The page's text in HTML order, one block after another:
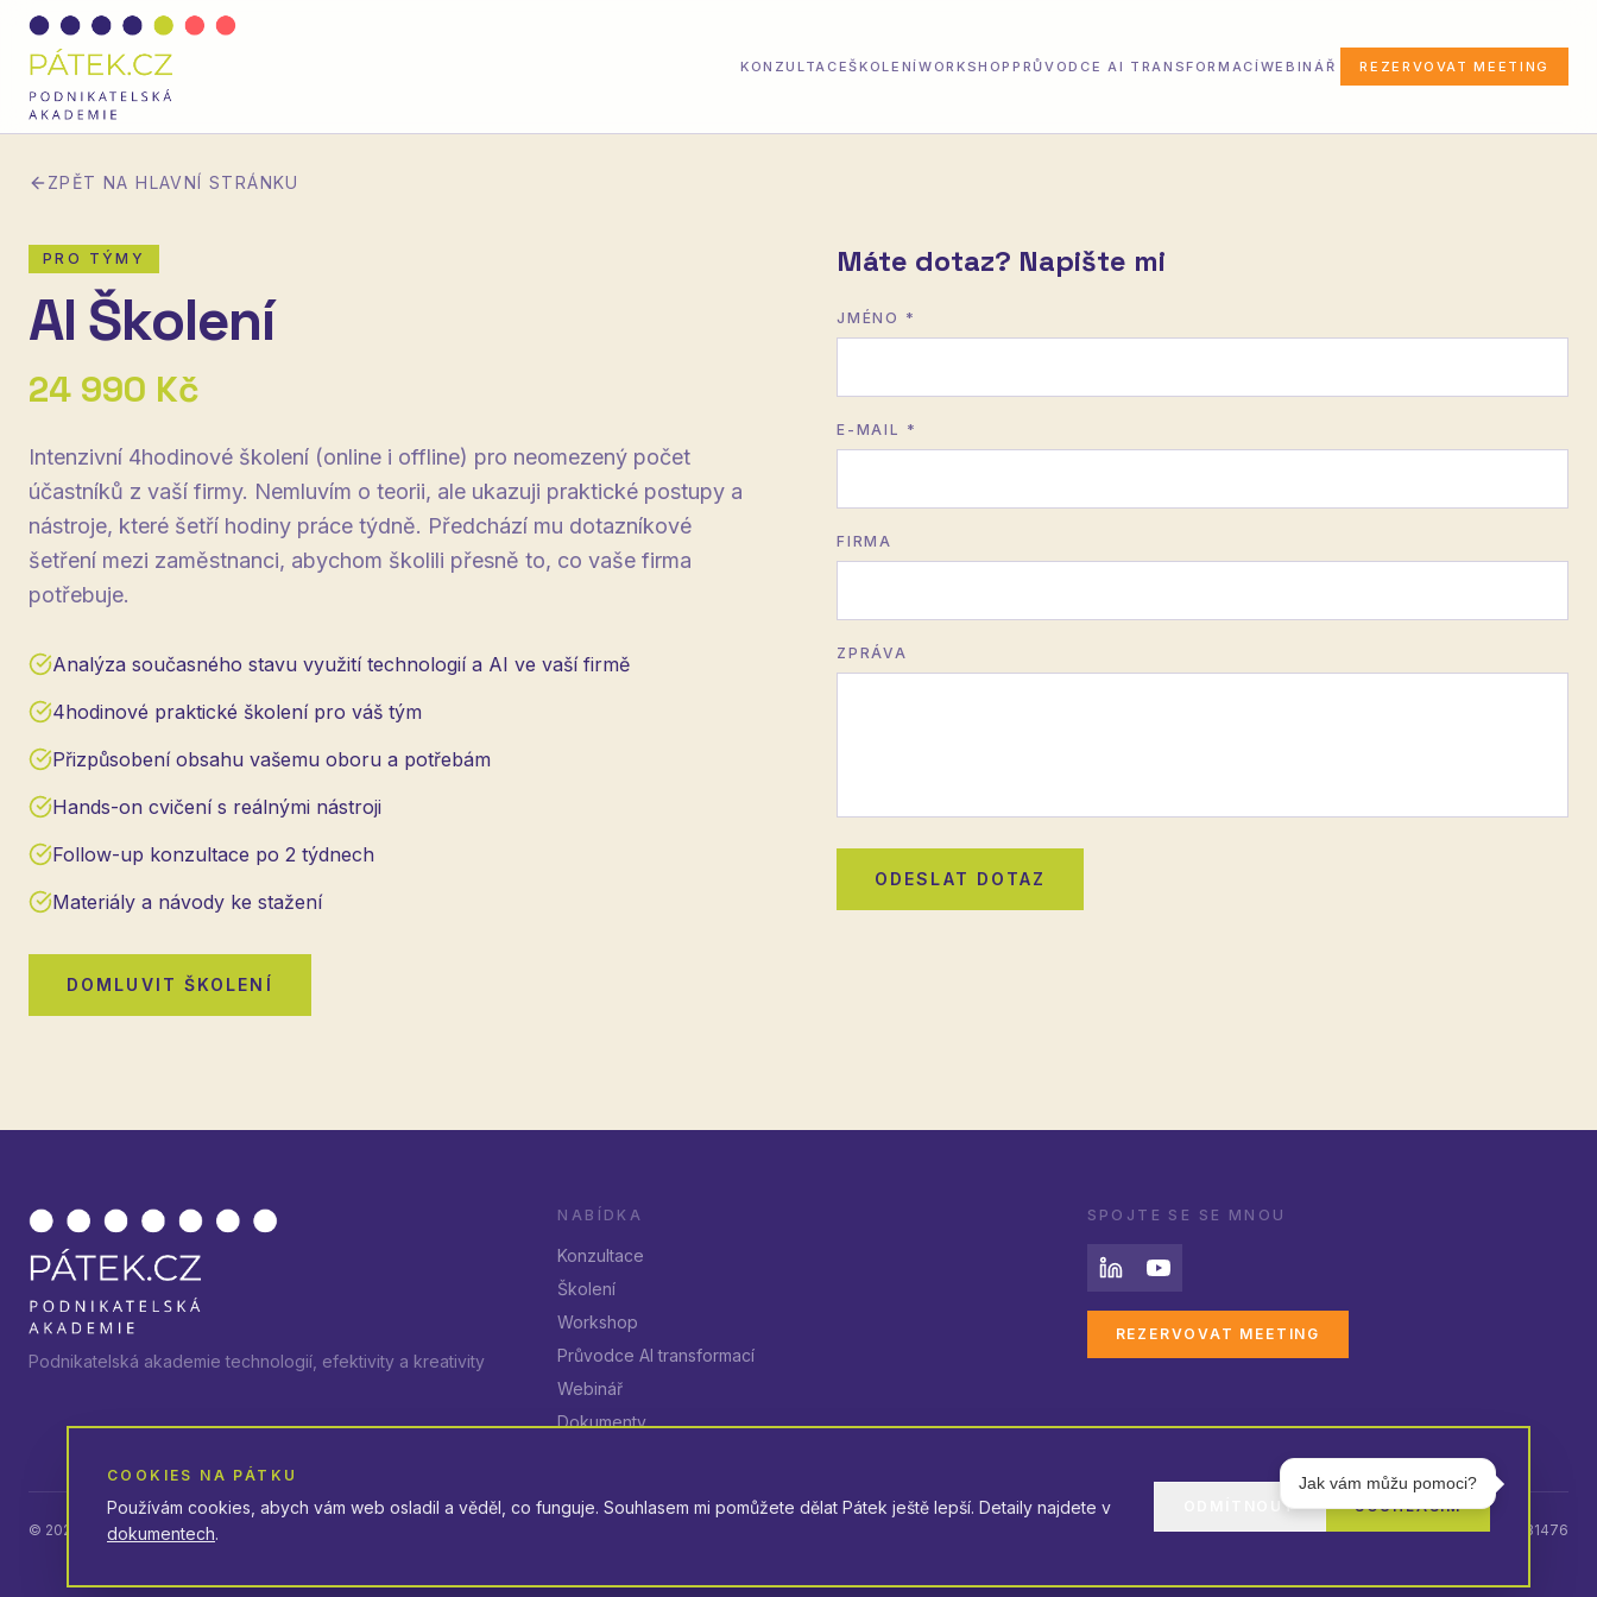
KONZULTACEŠKOLENÍ WORKSHOPPRŮVODCE AI TRANSFORMACÍ WEBINÁŘ REZERVOVAT MEETING
ZPĚT NA HLAVNÍ STRÁNKU
PRO TÝMY
AI Školení
24 990 Kč
Intenzivní 4hodinové školení (online i offline) pro neomezený počet
účastníků z vaší firmy. Nemluvím o teorii, ale ukazuji praktické postupy a
nástroje, které šetří hodiny práce týdně. Předchází mu dotazníkové
šetření mezi zaměstnanci, abychom školili přesně to, co vaše firma
potřebuje.
Analýza současného stavu využití technologií a AI ve vaší firmě
4hodinové praktické školení pro váš tým
Přizpůsobení obsahu vašemu oboru a potřebám
Hands-on cvičení s reálnými nástroji
Follow-up konzultace po 2 týdnech
Materiály a návody ke stažení
DOMLUVIT ŠKOLENÍ
Máte dotaz? Napište mi
JMÉNO *
E-MAIL *
FIRMA
ZPRÁVA
ODESLAT DOTAZ
Podnikatelská akademie technologií, efektivity a kreativity
NABÍDKA
Konzultace
Školení
Workshop
Průvodce AI transformací
Webinář
Dokumenty
SPOJTE SE SE MNOU
REZERVOVAT MEETING
© 2026 Pátek.cz — Všechna práva vyhrazena Ing. Alan Fabik, IČO: 60031476
COOKIES NA PÁTKU
Používám cookies, abych vám web osladil a věděl, co funguje. Souhlasem mi pomůžete dělat Pátek ještě lepší. Detaily najdete v
dokumentech.
ODMÍTNOUT SOUHLASÍM
Jak vám můžu pomoci?